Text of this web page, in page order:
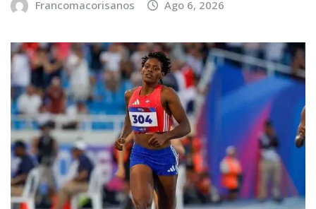
Francomacorisanos Ago 6, 2026